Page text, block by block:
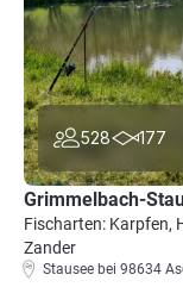
528 177
Grimmelbach-
Fischarten: Karpfen,
Zander
Stausee bei 98634